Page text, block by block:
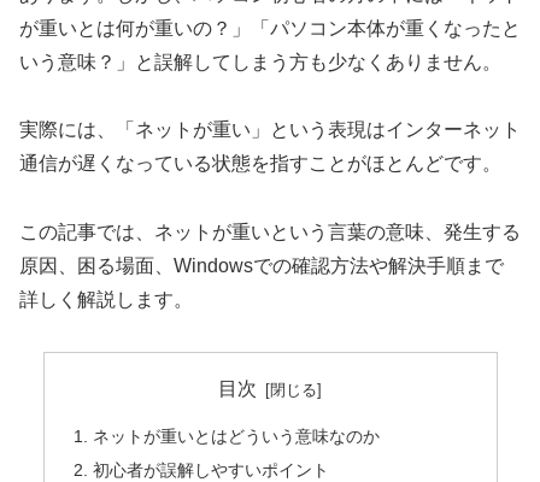
が重いとは何が重いの？」「パソコン本体が重くなったと
いう意味？」と誤解してしまう方も少なくありません。
実際には、「ネットが重い」という表現はインターネット
通信が遅くなっている状態を指すことがほとんどです。
この記事では、ネットが重いという言葉の意味、発生する
原因、困る場面、Windowsでの確認方法や解決手順まで
詳しく解説します。
目次
ネットが重いとはどういう意味なのか
初心者が誤解しやすいポイント